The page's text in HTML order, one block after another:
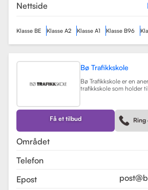
Nettside
Klasse BE Klasse A2 Klasse A1 Klasse B96
Bø Trafikkskole
Bø Trafikkskole er en
trafikkskole som holder
elever. Skolen tilbyr
førerkort i klasse B, B96
en rekke kurs som
grunnkurs,
Få et tilbud
Området
Telefon
Epost